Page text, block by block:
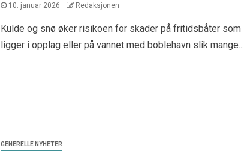
10. januar 2026 Redaksjonen
Kulde og snø øker risikoen for skader på fritidsbåter som
ligger i opplag eller på vannet med boblehavn slik mange...
GENERELLE NYHETER